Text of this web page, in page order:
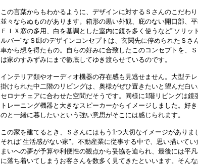
この言葉からもわかるように、デザインに対するＳさんのこだわ
並々ならぬものがあります。箱形の黒い外観、庇のない開口部、
ＦＩＸ窓の多用、白を基調とした室内に鏡を多く使うなど"ソリッ
ルバー"なＳ邸のデザインコンセプトは、玄関先に停められたＳさ
車から想を得たもの。自らの好みに合致したこのコンセプトを、
は家のすみずみにまで徹底してゆき渡らせているのです。
インテリア類やオーディオ機器の存在感も見逃せません。大型テ
掛けられた中二階のリビングは、奥様がぜひ置きたいと望んだ白
セロナチェアに合わせた空間だそうです。同様に1階リビングは鏡
トレーニング機器と大きなスピーカーからイメージしました。好
のと一緒に暮したいという強い意思がそこには感じられます。
この家を建てるとき、Ｓさんにはもう1つ大切なイメージがありま
それは"生活感がない家"。不動産業に従事する中で、思い描いてい
まいへの夢が予算や利便性の観点から妥協を迫られ、最後には平
に落ち着いてしまうお客さんを数多く見てきたといいます。そん